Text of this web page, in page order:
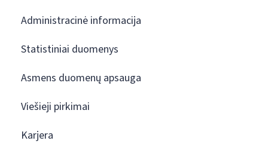
Administracinė informacija
Statistiniai duomenys
Asmens duomenų apsauga
Viešieji pirkimai
Karjera